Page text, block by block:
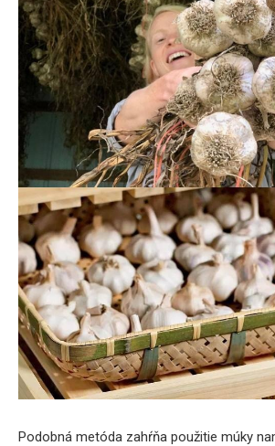
Podobná metóda zahŕňa použitie múky